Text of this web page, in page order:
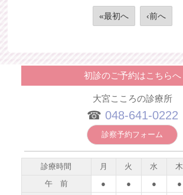
«最初へ ‹前へ
初診のご予約はこちらへ
大宮こころの診療所
☎︎ 048-641-0222
診察予約フォーム
診療時間 月 火 水 木
午 前
● ● ● ●